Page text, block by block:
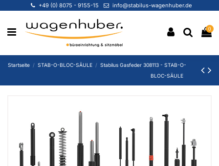
+49 (0) 8075 - 9155-15 info@stabilus-wagenhuber.de
0
Startseite STAB-O-BLOC-SÄULE
Stabilus Gasfeder 308113 - STAB-O-
BLOC-SÄULE